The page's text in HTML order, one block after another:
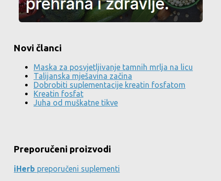
Novi članci
Maska za posvjetljivanje tamnih mrlja na licu
Talijanska mješavina začina
Dobrobiti suplementacije kreatin fosfatom
Kreatin fosfat
Juha od muškatne tikve
Preporučeni proizvodi
iHerb preporučeni suplementi